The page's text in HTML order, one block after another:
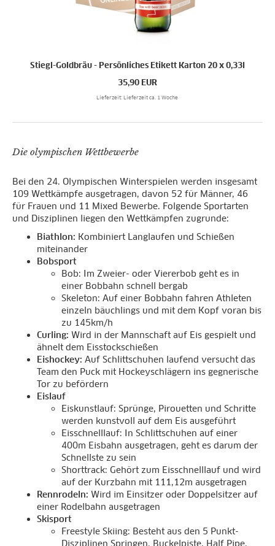
Stiegl-Goldbräu - Persönliches Etikett Karton 20 x 0,33l
35,90 EUR
Lieferzeit: Lieferzeit ca. 1 Woche
Die olympischen Wettbewerbe
Bei den 24. Olympischen Winterspielen werden insgesamt
109 Wettkämpfe ausgetragen, davon 52 für Männer, 46
für Frauen und 11 Mixed Bewerbe. Folgende Sportarten
und Disziplinen liegen den Wettkämpfen zugrunde:
Biathlon: Kombiniert Langlaufen und Schießen
miteinander
Bobsport
Bob: Im Zweier- oder Viererbob geht es in
einer Bobbahn schnell bergab
Skeleton: Auf einer Bobbahn fahren Athleten
einzeln bäuchlings und mit dem Kopf voran bis
zu 145km/h
Curling: Wird in der Mannschaft auf Eis gespielt und
ähnelt dem Eisstockschießen
Eishockey: Auf Schlittschuhen laufend versucht das
Team den Puck mit Hockeyschlägern ins gegnerische
Tor zu befördern
Eislauf
Eiskunstlauf: Sprünge, Pirouetten und Schritte
werden kunstvoll auf dem Eis ausgeführt
Eisschnelllauf: In Schlittschuhen auf einer
400m Eisbahn ausgetragen, geht es darum der
Schnellste zu sein
Shorttrack: Gehört zum Eisschnelllauf und wird
auf der Kurzbahn mit 111,12m ausgetragen
Rennrodeln: Wird im Einsitzer oder Doppelsitzer auf
einer Rodelbahn ausgetragen
Skisport
Freestyle Skiing: Besteht aus den 5 Punkt-
Disziplinen Springen, Buckelpiste, Half Pipe,